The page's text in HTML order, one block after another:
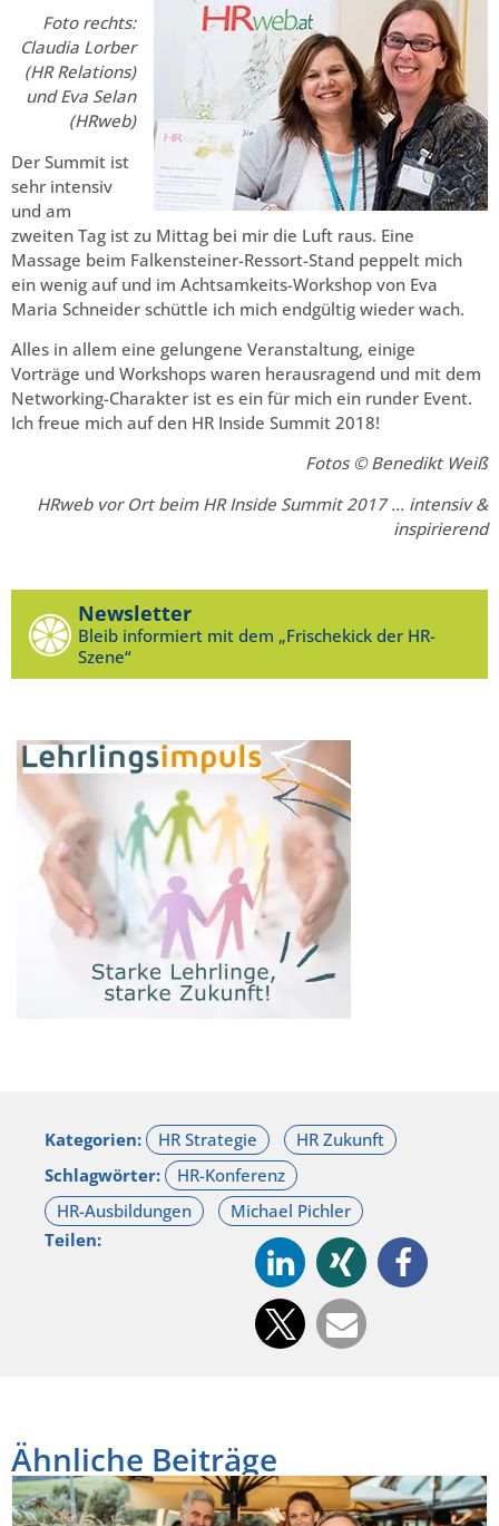
Foto rechts:
Claudia Lorber
(HR Relations)
und Eva Selan
(HRweb)
Der Summit ist
sehr intensiv
und am
zweiten Tag ist zu Mittag bei mir die Luft raus. Eine
Massage beim Falkensteiner-Ressort-Stand peppelt mich
ein wenig auf und im Achtsamkeits-Workshop von Eva
Maria Schneider schüttle ich mich endgültig wieder wach.
Alles in allem eine gelungene Veranstaltung, einige
Vorträge und Workshops waren herausragend und mit dem
Networking-Charakter ist es ein für mich ein runder Event.
Ich freue mich auf den HR Inside Summit 2018!
Fotos © Benedikt Weiß
HRweb vor Ort beim HR Inside Summit 2017 … intensiv &
inspirierend
Newsletter
Bleib informiert mit dem „Frischekick der HR-
Szene“
Kategorien:
Schlagwörter:
Teilen:
Ähnliche Beiträge